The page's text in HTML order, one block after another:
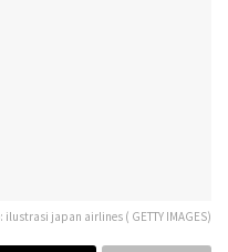
ilustrasi japan airlines ( GETTY IMAGES)